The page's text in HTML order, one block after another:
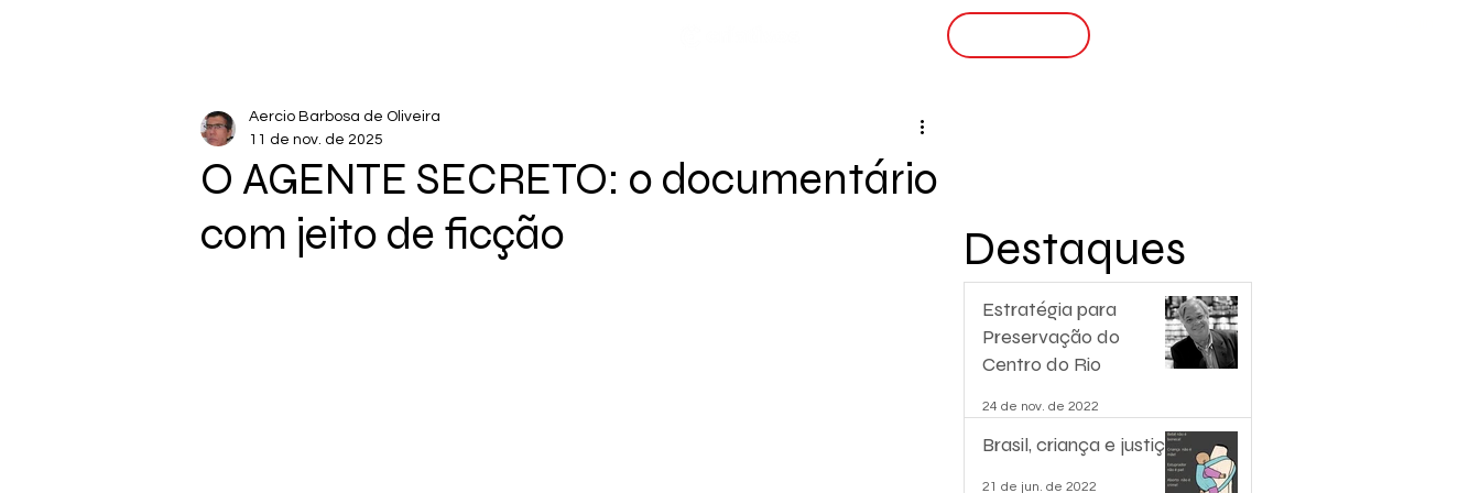
O AGENTE SECRETO: o documentário
com jeito de ficção
Aercio Barbosa de Oliveira
11 de nov. de 2025
Estratégia para
Preservação do
Centro do Rio
24 de nov. de 2022
Brasil, criança e justiça.
21 de jun. de 2022
Destaques